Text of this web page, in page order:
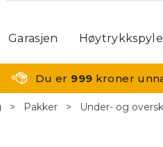
Garasjen
Du er 999 kroner
> Pakker > Under- og